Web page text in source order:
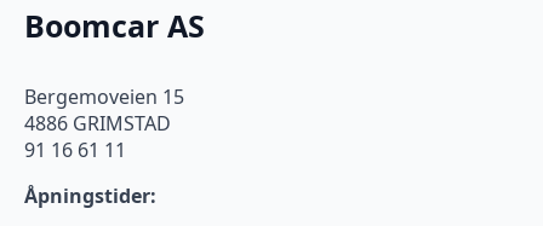
Boomcar AS
Bergemoveien 15
4886 GRIMSTAD
91 16 61 11
Åpningstider: